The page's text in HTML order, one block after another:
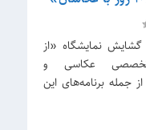
نمایشگاه «از
تخصصی عکاسی و
برنامه‌های این